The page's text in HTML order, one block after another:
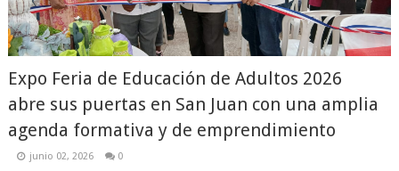
Expo Feria de Educación de Adultos 2026
abre sus puertas en San Juan con una amplia
agenda formativa y de emprendimiento
junio 02, 2026 0